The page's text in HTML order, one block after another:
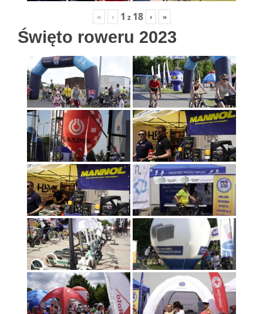
« ‹ 1 z 18 › »
Święto roweru 2023